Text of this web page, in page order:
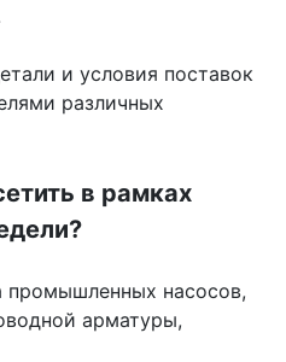
и условия поставок
различных
в рамках
насосов,
арматуры,